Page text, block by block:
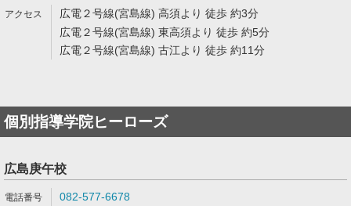
広電２号線(宮島線) 高須より 徒歩 約3分
広電２号線(宮島線) 東高須より 徒歩 約5分
広電２号線(宮島線) 古江より 徒歩 約11分
個別指導学院ヒーローズ
広島庚午校
082-577-6678